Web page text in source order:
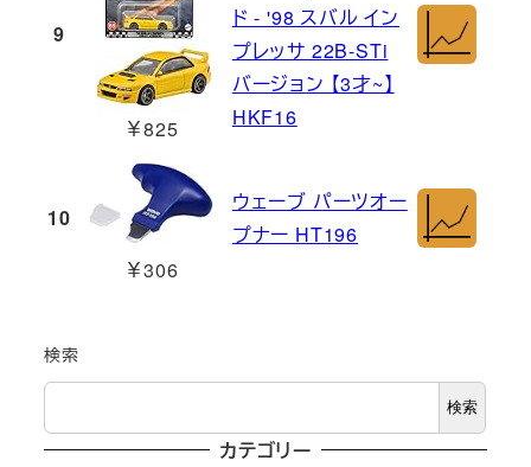
9
￥825
ド - '98 スバル イン
プレッサ 22B-STi
バージョン 【3才~】
HKF16
10
￥306
ウェーブ パーツオー
プナー HT196
検索
検索
カテゴリー